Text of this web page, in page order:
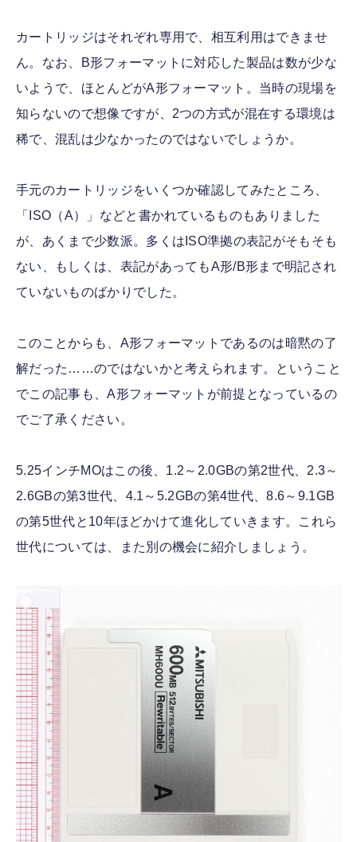
カートリッジはそれぞれ専用で、相互利用はできませ
ん。なお、B形フォーマットに対応した製品は数が少な
いようで、ほとんどがA形フォーマット。当時の現場を
知らないので想像ですが、2つの方式が混在する環境は
稀で、混乱は少なかったのではないでしょうか。
手元のカートリッジをいくつか確認してみたところ、
「ISO（A）」などと書かれているものもありました
が、あくまで少数派。多くはISO準拠の表記がそもそも
ない、もしくは、表記があってもA形/B形まで明記され
ていないものばかりでした。
このことからも、A形フォーマットであるのは暗黙の了
解だった……のではないかと考えられます。ということ
でこの記事も、A形フォーマットが前提となっているの
でご了承ください。
5.25インチMOはこの後、1.2～2.0GBの第2世代、2.3～
2.6GBの第3世代、4.1～5.2GBの第4世代、8.6～9.1GB
の第5世代と10年ほどかけて進化していきます。これら
世代については、また別の機会に紹介しましょう。